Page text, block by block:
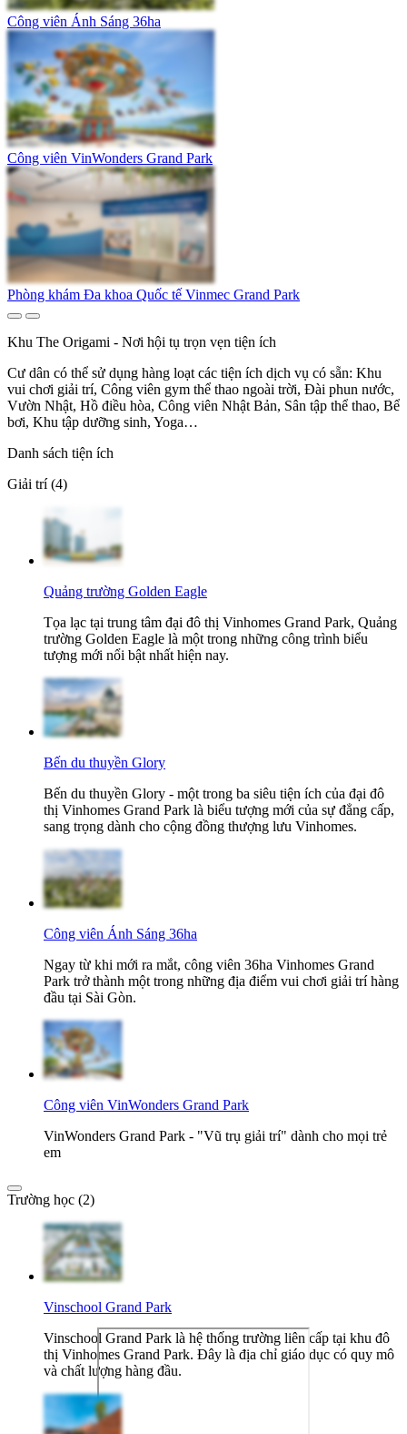
Công viên Ánh Sáng 36ha
Công viên VinWonders Grand Park
Phòng khám Đa khoa Quốc tế Vinmec Grand Park
Khu The Origami - Nơi hội tụ trọn vẹn tiện ích
Cư dân có thể sử dụng hàng loạt các tiện ích dịch vụ có sẵn: Khu
vui chơi giải trí, Công viên gym thể thao ngoài trời, Đài phun nước,
Vườn Nhật, Hồ điều hòa, Công viên Nhật Bản, Sân tập thể thao, Bể
bơi, Khu tập dưỡng sinh, Yoga…
Danh sách tiện ích
Giải trí (4)
Quảng trường Golden Eagle
Tọa lạc tại trung tâm đại đô thị Vinhomes Grand Park, Quảng
trường Golden Eagle là một trong những công trình biểu
tượng mới nổi bật nhất hiện nay.
Bến du thuyền Glory
Bến du thuyền Glory - một trong ba siêu tiện ích của đại đô
thị Vinhomes Grand Park là biểu tượng mới của sự đẳng cấp,
sang trọng dành cho cộng đồng thượng lưu Vinhomes.
Công viên Ánh Sáng 36ha
Ngay từ khi mới ra mắt, công viên 36ha Vinhomes Grand
Park trở thành một trong những địa điểm vui chơi giải trí hàng
đầu tại Sài Gòn.
Công viên VinWonders Grand Park
VinWonders Grand Park - "Vũ trụ giải trí" dành cho mọi trẻ
em
Trường học (2)
Vinschool Grand Park
Vinschool Grand Park là hệ thống trường liên cấp tại khu đô
thị Vinhomes Grand Park. Đây là địa chỉ giáo dục có quy mô
và chất lượng hàng đầu.